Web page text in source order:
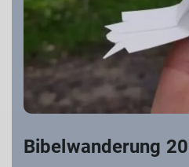
Bibelwanderung